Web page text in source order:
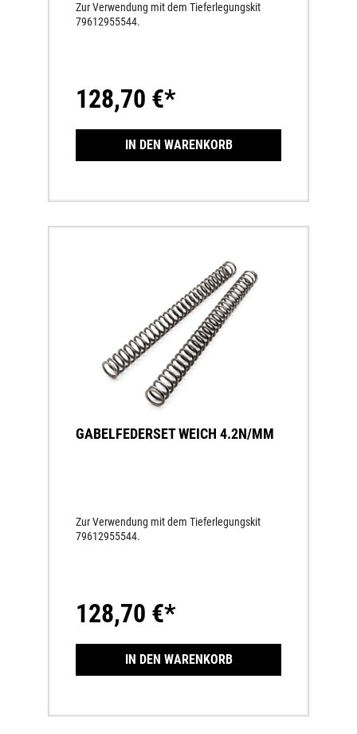
Zur Verwendung mit dem Tieferlegungskit
79612955544.
128,70 €*
IN DEN WARENKORB
GABELFEDERSET WEICH 4.2N/MM
Zur Verwendung mit dem Tieferlegungskit
79612955544.
128,70 €*
IN DEN WARENKORB